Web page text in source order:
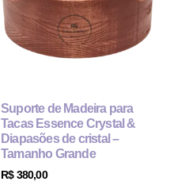
Suporte de Madeira para
Tacas Essence Crystal &
Diapasões de cristal –
Tamanho Grande
R$380,00